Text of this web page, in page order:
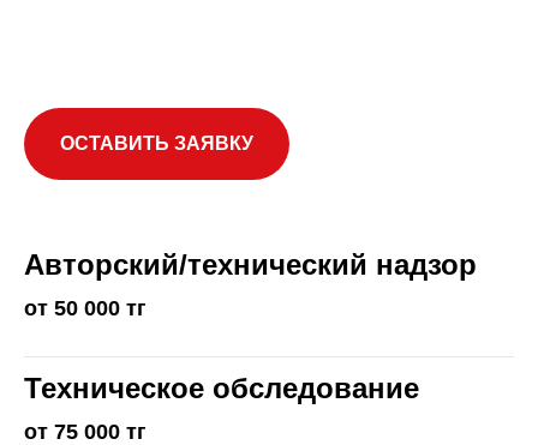
ОСТАВИТЬ ЗАЯВКУ
Авторский/технический надзор
от 50 000 тг
Техническое обследование
от 75 000 тг